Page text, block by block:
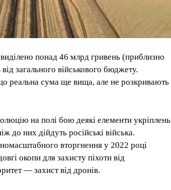
понад 46 млрд гривень (приблизно
загального військового бюджету.
реальна сума ще вища, але не розкривають
на полі бою деякі елементи укріплень
до них дійдуть російські війська.
вторгнення у 2022 році
окопи для захисту піхоти від
— захист від дронів.